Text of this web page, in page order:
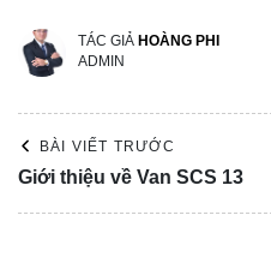
TÁC GIẢ HOÀNG PHI
ADMIN
BÀI VIẾT TRƯỚC
Giới thiệu về Van SCS 13